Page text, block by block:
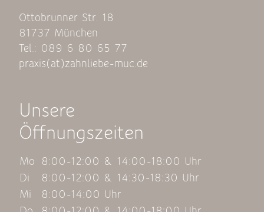
Ottobrunner Str. 18
81737 München
Tel.: 089 6 80 65 77
praxis(at)zahnliebe-muc.de
Unsere
Öffnungszeiten
Mo
8:00-12:00 & 14:00-18:00 Uhr
Di
8:00-12:00 & 14:30-18:30 Uhr
Mi
8:00-14:00 Uhr